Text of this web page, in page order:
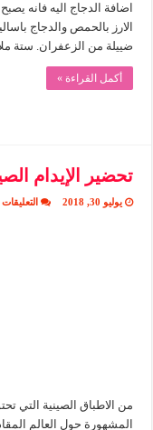
اضافة الدجاج اليه فانه
الارز بالحمص والدجاج
ضييلة من الزعفران. ستة
أكمل القراءة »
تحضير الإيدام
يوليو 30, 2018 التعليقات
من الاطباق الصينية التي